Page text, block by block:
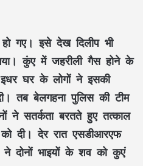
गए। इसे देख दिलीप भी
कुंए में जहरीली गैस होने के
घर के लोगों ने इसकी
तब बेलगहना पुलिस की टीम
ने सतर्कता बरतते हुए तत्काल
दी। देर रात एसडीआरएफ
दोनों भाइयों के शव को कुएं